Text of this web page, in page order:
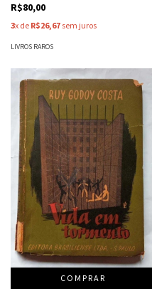
R$80,00
3x de R$26,67 sem juros
LIVROS RAROS
COMPRAR